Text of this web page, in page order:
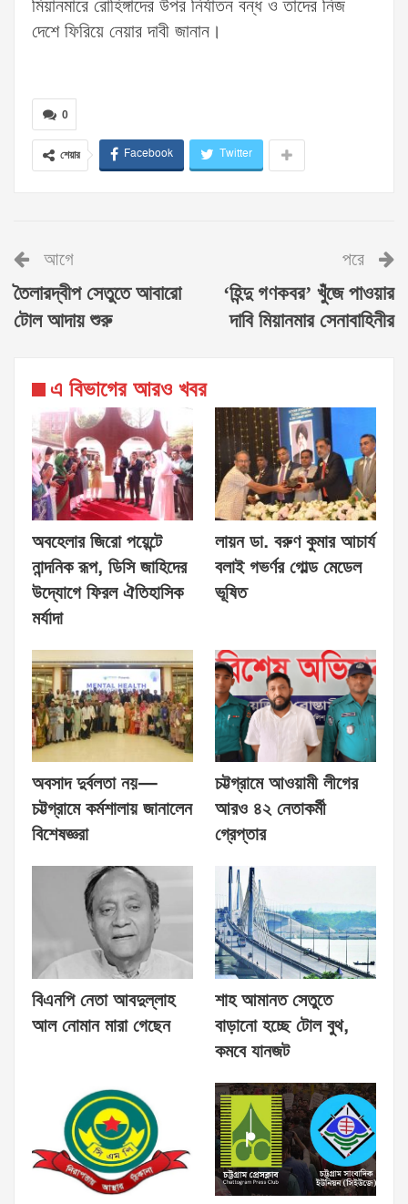
মিয়ানমারে রোহিঙ্গাদের উপর নির্যাতন বন্ধ ও তাদের নিজ
দেশে ফিরিয়ে নেয়ার দাবী জানান।
0
শেয়ার Facebook Twitter
আগে
তৈলারদ্বীপ সেতুতে আবারো
টোল আদায় শুরু
পরে
‘হিন্দু গণকবর’ খুঁজে পাওয়ার
দাবি মিয়ানমার সেনাবাহিনীর
এ বিভাগের আরও খবর
অবহেলার জিরো পয়েন্টে
নান্দনিক রূপ, ডিসি জাহিদের
উদ্যোগে ফিরল ঐতিহাসিক
মর্যাদা
লায়ন ডা. বরুণ কুমার আচার্য
বলাই গভর্ণর গোল্ড মেডেল
ভূষিত
অবসাদ দুর্বলতা নয়—
চট্টগ্রামে কর্মশালায় জানালেন
বিশেষজ্ঞরা
চট্টগ্রামে আওয়ামী লীগের
আরও ৪২ নেতাকর্মী
গ্রেপ্তার
বিএনপি নেতা আবদুল্লাহ
আল নোমান মারা গেছেন
শাহ আমানত সেতুতে
বাড়ানো হচ্ছে টোল বুথ,
কমবে যানজট